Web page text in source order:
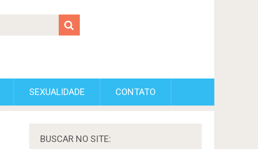
SEXUALIDADE CONTATO
BUSCAR NO SITE: